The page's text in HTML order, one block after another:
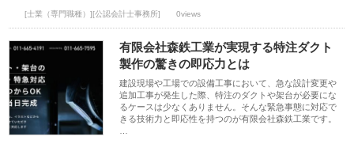
[士業（専門職種）][公認会計士事務所] 0views
有限会社森鉄工業が実現する特注ダクト
製作の驚きの即応力とは
建設現場や工場での設備工事において、急な設計変更や
追加工事が発生した際、特注のダクトや架台が必要にな
るケースは少なくありません。そんな緊急事態に対応で
きる技術力と即応性を持つのが有限会社森鉄工業です。